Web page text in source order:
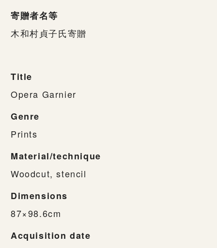
寄贈者名等
木和村貞子氏寄贈
Title
Opera Garnier
Genre
Prints
Material/technique
Woodcut, stencil
Dimensions
87×98.6cm
Acquisition date